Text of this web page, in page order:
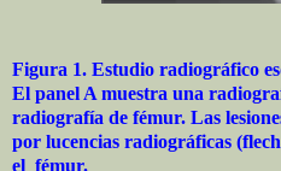
Figura 1. Estudio radiográfico
El panel A muestra una
radiografía de fémur. Las
por lucencias radiográficas
el fémur.